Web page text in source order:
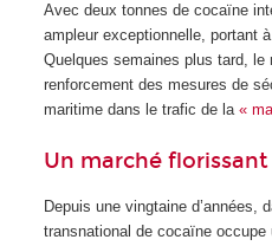
Avec deux tonnes de cocaïne
ampleur exceptionnelle, portant
Quelques semaines plus tard, le
renforcement des mesures de
maritime dans le trafic de la«
Un marché florissant
Depuis une vingtaine d’années,
transnational de cocaïne